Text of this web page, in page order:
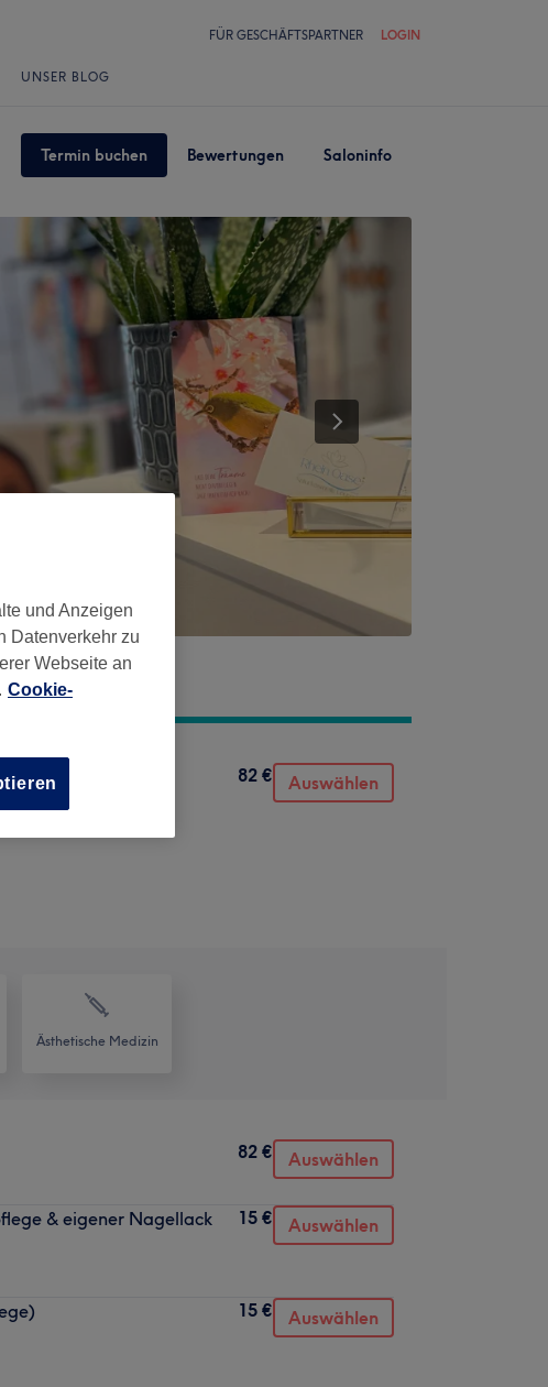
FÜR GESCHÄFTSPARTNER LOGIN
UNSER BLOG
Termin buchen Bewertungen Saloninfo
82 € Auswählen
Ästhetische Medizin
82 € Auswählen
& eigener Nagellack
15 € Auswählen
15 € Auswählen
und Anzeigen
Datenverkehr zu
Webseite an
Cookie-